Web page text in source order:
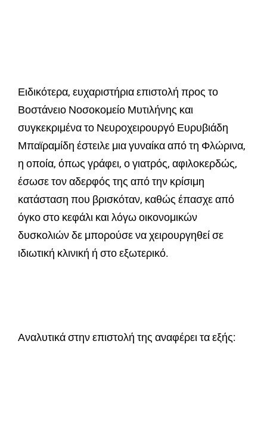
Ειδικότερα, ευχαριστήρια επιστολή προς το
Βοστάνειο Νοσοκομείο Μυτιλήνης και
συγκεκριμένα το Νευροχειρουργό Ευρυβιάδη
Μπαϊραμίδη έστειλε μια γυναίκα από τη Φλώρινα,
η οποία, όπως γράφει, ο γιατρός, αφιλοκερδώς,
έσωσε τον αδερφός της από την κρίσιμη
κατάσταση που βρισκόταν, καθώς έπασχε από
όγκο στο κεφάλι και λόγω οικονομικών
δυσκολιών δε μπορούσε να χειρουργηθεί σε
ιδιωτική κλινική ή στο εξωτερικό.
Αναλυτικά στην επιστολή της αναφέρει τα εξής: